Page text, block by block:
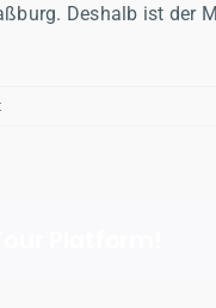
Deshalb ist der
für